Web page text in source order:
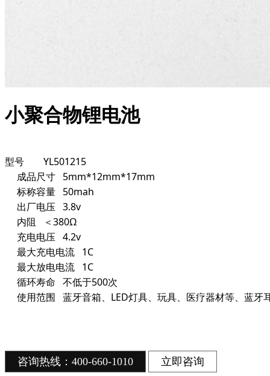
小聚合物锂电池
型号	YL501215
     成品尺寸	5mm*12mm*17mm
     标称容量	50mah
     出厂电压	3.8v
     内阻	＜380Ω
     充电电压	4.2v
     最大充电电流	1C
     最大放电电流	1C
     循环寿命	不低于500次
     使用范围	蓝牙音箱、LED灯具、玩具、医疗器材等、蓝牙耳机
咨询热线：400-660-1010 立即咨询